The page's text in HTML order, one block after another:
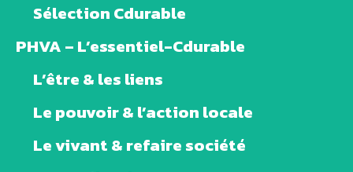
Sélection Cdurable
PHVA – L’essentiel-Cdurable
L’être & les liens
Le pouvoir & l’action locale
Le vivant & refaire société